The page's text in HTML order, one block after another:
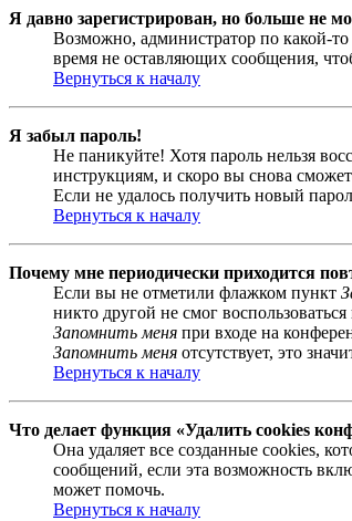
Я давно зарегистрирован, но больше не
Возможно, администратор по какой-
время не оставляющих сообщения,
Вернуться к началу
Я забыл пароль!
Не паникуйте! Хотя пароль нельзя
инструкциям, и скоро вы снова
Если не удалось получить новый
Вернуться к началу
Почему мне периодически приходится
Если вы не отметили флажком пункт
никто другой не смог
Запомнить меня при входе на
Запомнить меня отсутствует, это
Вернуться к началу
Что делает функция «Удалить cookies
Она удаляет все созданные cookies,
сообщений, если эта возможность
может помочь.
Вернуться к началу